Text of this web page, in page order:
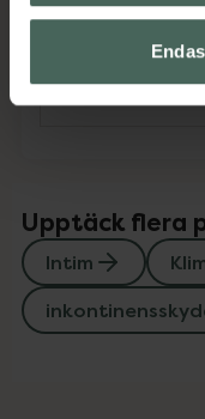
Innehåll
Instruktioner
Upptäck flera
Intim